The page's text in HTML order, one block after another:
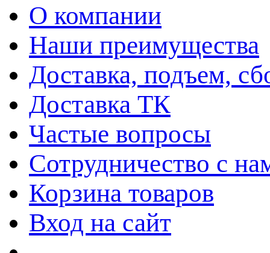
О компании
Наши преимущества
Доставка, подъем,
Доставка ТК
Частые вопросы
Сотрудничество с
Корзина товаров
Вход на сайт